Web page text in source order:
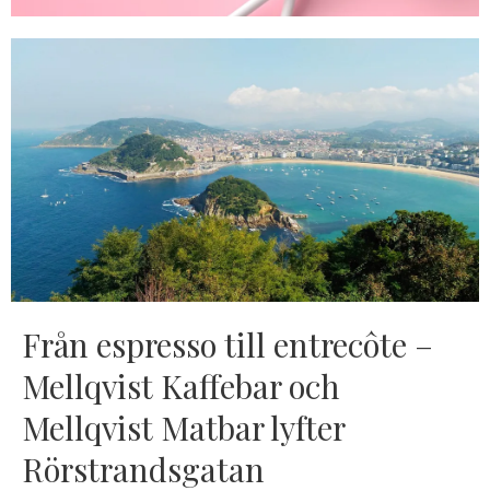
Från espresso till entrecôte –
Mellqvist Kaffebar och
Mellqvist Matbar lyfter
Rörstrandsgatan